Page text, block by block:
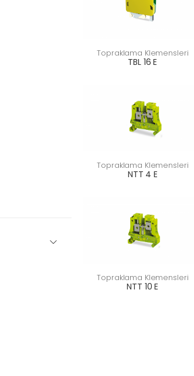
Topraklama Klemensleri
TBL 16 E
Topraklama Klemensleri
NTT 4 E
Topraklama Klemensleri
NTT 10 E